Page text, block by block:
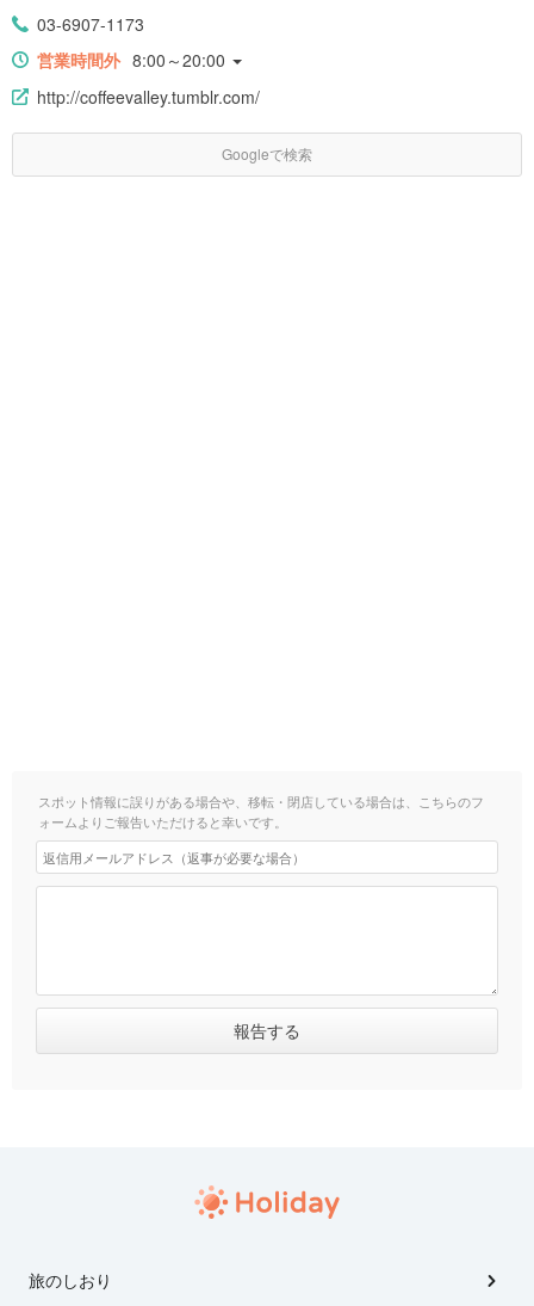
03-6907-1173
営業時間外 8:00～20:00
http://coffeevalley.tumblr.com/
Googleで検索
スポット情報に誤りがある場合や、移転・閉店している場合は、こちらのフ
ォームよりご報告いただけると幸いです。
旅のしおり